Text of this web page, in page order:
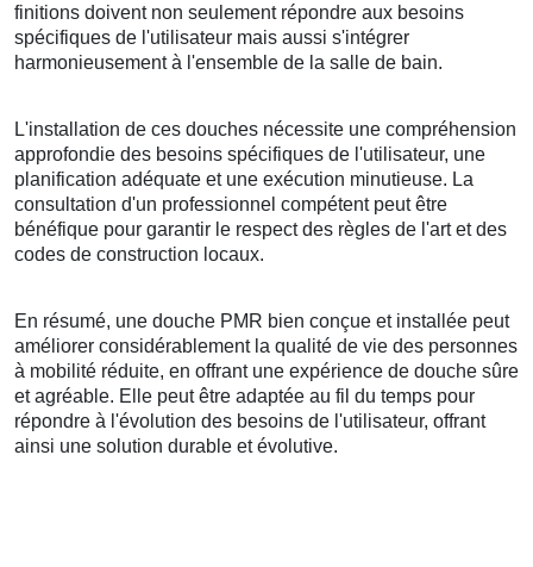
finitions doivent non seulement répondre aux besoins
spécifiques de l'utilisateur mais aussi s'intégrer
harmonieusement à l'ensemble de la salle de bain.
L'installation de ces douches nécessite une compréhension
approfondie des besoins spécifiques de l'utilisateur, une
planification adéquate et une exécution minutieuse. La
consultation d'un professionnel compétent peut être
bénéfique pour garantir le respect des règles de l'art et des
codes de construction locaux.
En résumé, une douche PMR bien conçue et installée peut
améliorer considérablement la qualité de vie des personnes
à mobilité réduite, en offrant une expérience de douche sûre
et agréable. Elle peut être adaptée au fil du temps pour
répondre à l'évolution des besoins de l'utilisateur, offrant
ainsi une solution durable et évolutive.